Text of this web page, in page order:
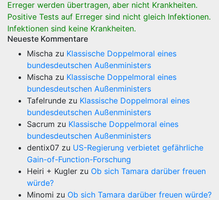
Erreger werden übertragen, aber nicht Krankheiten.
Positive Tests auf Erreger sind nicht gleich Infektionen.
Infektionen sind keine Krankheiten.
Neueste Kommentare
Mischa zu Klassische Doppelmoral eines
bundesdeutschen Außenministers
Mischa zu Klassische Doppelmoral eines
bundesdeutschen Außenministers
Tafelrunde zu Klassische Doppelmoral eines
bundesdeutschen Außenministers
Sacrum zu Klassische Doppelmoral eines
bundesdeutschen Außenministers
dentix07 zu US-Regierung verbietet gefährliche
Gain-of-Function-Forschung
Heiri + Kugler zu Ob sich Tamara darüber freuen
würde?
Minomi zu Ob sich Tamara darüber freuen würde?